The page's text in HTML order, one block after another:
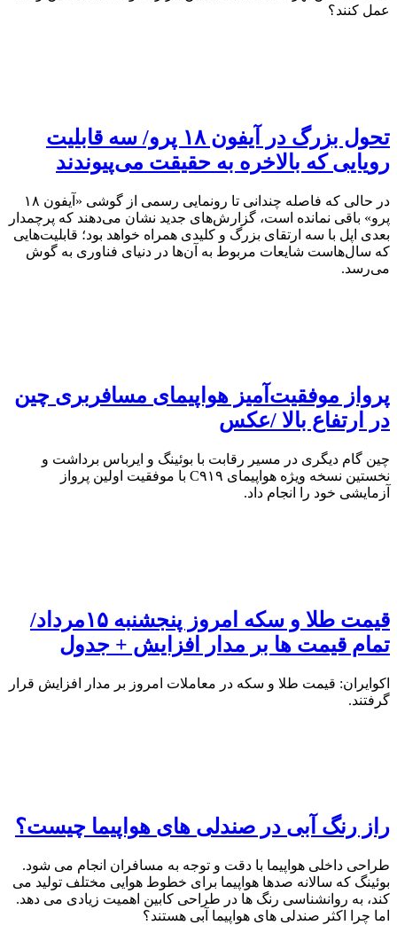
عمل کنند؟
تحول بزرگ در آیفون ۱۸ پرو/ سه قابلیت
رویایی که بالاخره به حقیقت می‌پیوندند
در حالی که فاصله چندانی تا رونمایی رسمی از گوشی «آیفون ۱۸
پرو» باقی نمانده است، گزارش‌های جدید نشان می‌دهند که پرچمدار
بعدی اپل با سه ارتقای بزرگ و کلیدی همراه خواهد بود؛ قابلیت‌هایی
که سال‌هاست شایعات مربوط به آن‌ها در دنیای فناوری به گوش
می‌رسد.
پرواز موفقیت‌آمیز هواپیمای مسافربری چین
در ارتفاع بالا /عکس
چین گام دیگری در مسیر رقابت با بوئینگ و ایرباس برداشت و
نخستین نسخه ویژه هواپیمای C۹۱۹ با موفقیت اولین پرواز
آزمایشی خود را انجام داد.
قیمت طلا و سکه امروز پنجشنبه ۱۵مرداد/
تمام قیمت ها بر مدار افزایش + جدول
اکوایران: قیمت طلا و سکه در معاملات امروز بر مدار افزایش قرار
گرفتند.
راز رنگ آبی در صندلی های هواپیما چیست؟
طراحی داخلی هواپیما با دقت و توجه به مسافران انجام می شود.
بوئینگ که سالانه صدها هواپیما برای خطوط هوایی مختلف تولید می
کند، به روانشناسی رنگ ها در طراحی کابین اهمیت زیادی می دهد.
اما چرا اکثر صندلی های هواپیما آبی هستند؟